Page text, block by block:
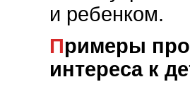
и ребенком.
Примеры проявления искреннего
интереса к